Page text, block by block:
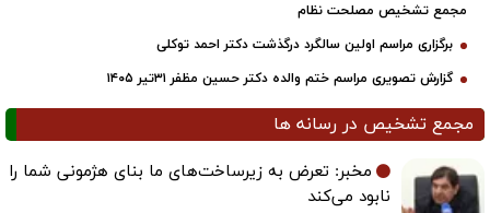
مجمع تشخیص مصلحت نظام
برگزاری مراسم اولین سالگرد درگذشت دکتر احمد توکلی
گزارش تصویری مراسم ختم والده دکتر حسین مظفر ۳۱تیر ۱۴۰۵
مجمع تشخیص در رسانه ها
مخبر: تعرض به زیرساخت‌های ما بنای هژمونی شما را
نابود می‌کند